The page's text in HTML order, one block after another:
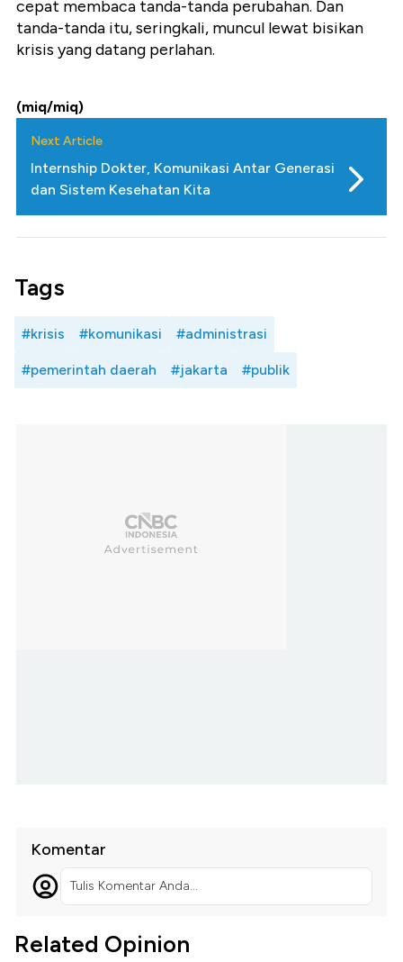
cepat membaca tanda-tanda perubahan. Dan
tanda-tanda itu, seringkali, muncul lewat bisikan
krisis yang datang perlahan.
(miq/miq)
Next Article
Internship Dokter, Komunikasi Antar Generasi
dan Sistem Kesehatan Kita
Tags
#krisis #komunikasi #administrasi
#pemerintah daerah #jakarta #publik
Komentar
Tulis Komentar Anda...
Related Opinion